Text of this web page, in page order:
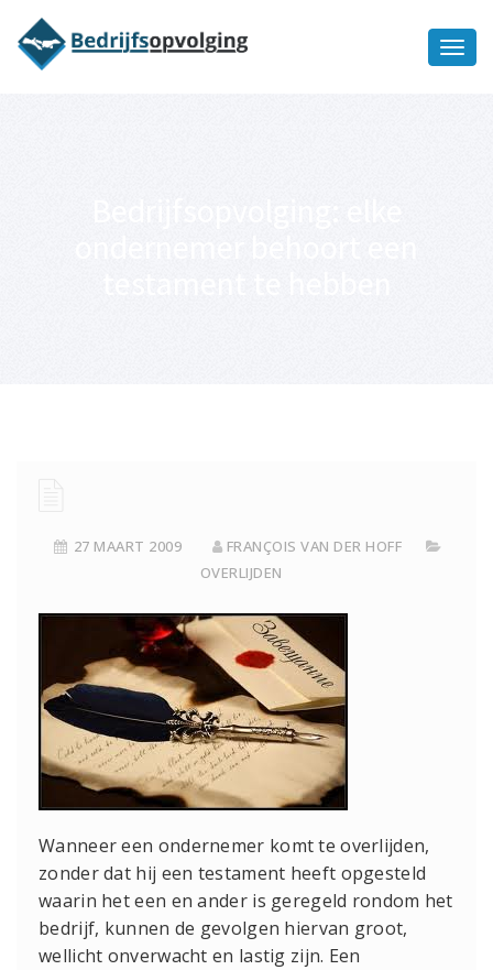
27 MAART 2009
FRANÇOIS VAN DER HOFF
OVERLIJDEN
Wanneer een ondernemer komt te overlijden,
zonder dat hij een testament heeft opgesteld
waarin het een en ander is geregeld rondom het
bedrijf, kunnen de gevolgen hiervan groot,
wellicht onverwacht en lastig zijn. Een
bedrijfsopvolging voor fiscaal
juridisch advies
Ik wil meer informatie